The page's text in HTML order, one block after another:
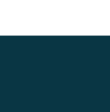
facilité
vos